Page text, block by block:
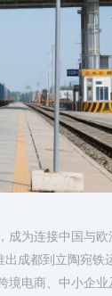
为连接中国与
成都到立陶宛铁
境电商、中小企